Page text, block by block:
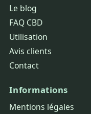
Le blog
FAQ CBD
Utilisation
Avis clients
Contact
Informations
Mentions légales